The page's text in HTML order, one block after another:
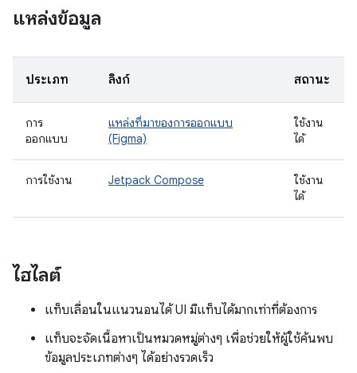
แหล่งข้อมูล
ประเภท ลิงก์ สถานะ
การ
ออกแบบ
แหล่งที่มาของการออกแบบ
(Figma)
ใช้งาน
ได้
การใช้งาน Jetpack Compose
ใช้งาน
ได้
ไฮไลต์
แท็บเลื่อนในแนวนอนได้ UI มีแท็บได้มากเท่าที่ต้องการ
แท็บจะจัดเนื้อหาเป็นหมวดหมู่ต่างๆ เพื่อช่วยให้ผู้ใช้ค้นพบ
ข้อมูลประเภทต่างๆ ได้อย่างรวดเร็ว